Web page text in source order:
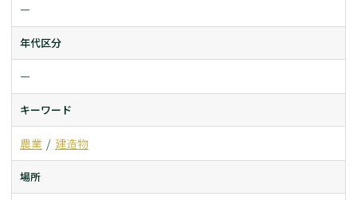
ー
年代区分
ー
キーワード
農業 建造物
場所